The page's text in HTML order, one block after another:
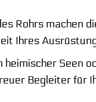
Rohrs machen
Ihres
Seen
Begleiter für